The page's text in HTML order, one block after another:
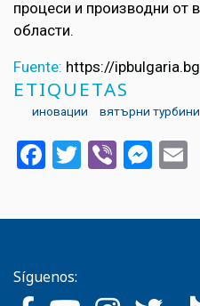
процеси и производни от
области.
Fuente: https://
ETIQUETAS
иновации вятърни турбини
Facebook
Twitter
Viber
Síguenos: